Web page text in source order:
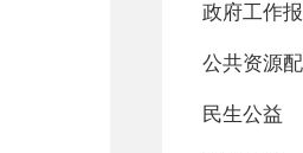
政府工作
公共资源
民生公益